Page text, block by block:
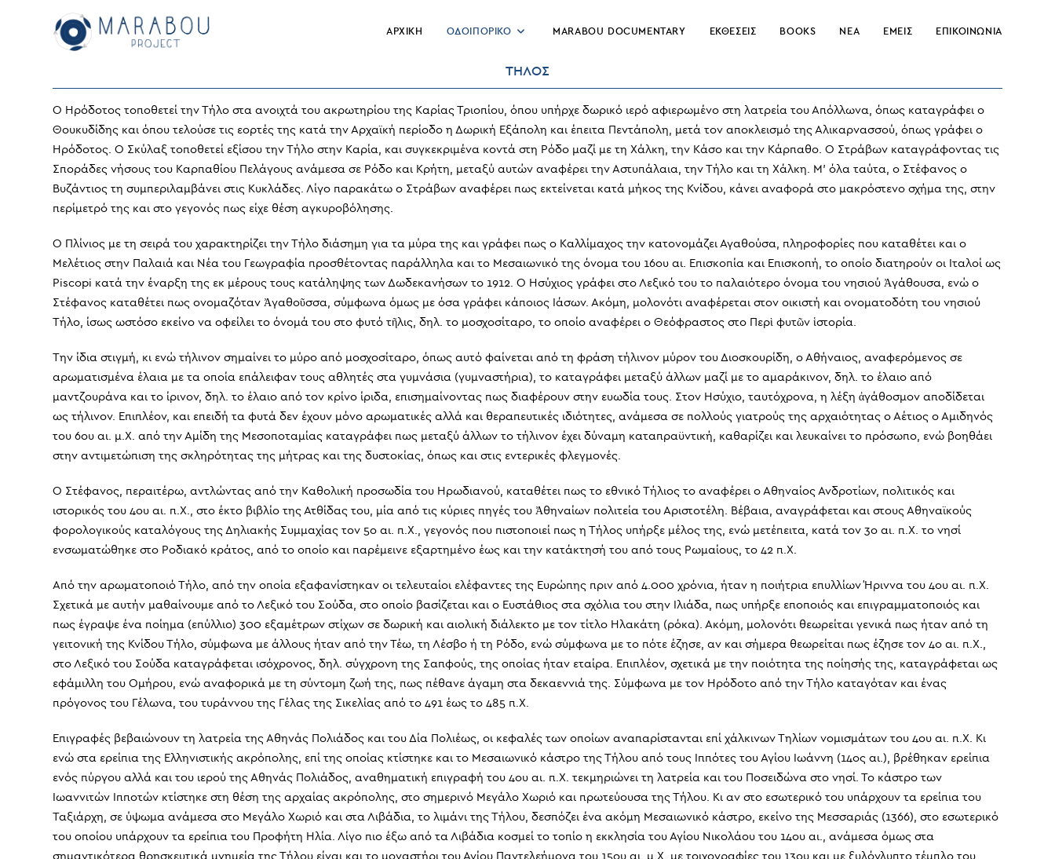
ΑΡΧΙΚΗ ΟΔΟΙΠΟΡΙΚΟ MARABOU DOCUMENTARY ΕΚΘΕΣΕΙΣ BOOKS ΝΕΑ ΕΜΕΙΣ ΕΠΙΚΟΙΝΩΝΙΑ
ΤΗΛΟΣ
Ο Ηρόδοτος τοποθετεί την Τήλο στα ανοιχτά του ακρωτηρίου της Καρίας Τριοπίου, όπου υπήρχε δωρικό ιερό αφιερωμένο στη λατρεία του Απόλλωνα, όπως καταγράφει ο
Θουκυδίδης και όπου τελούσε τις εορτές της κατά την Αρχαϊκή περίοδο η Δωρική Εξάπολη και έπειτα Πεντάπολη, μετά τον αποκλεισμό της Αλικαρνασσού, όπως γράφει ο
Ηρόδοτος. Ο Σκύλαξ τοποθετεί εξίσου την Τήλο στην Καρία, και συγκεκριμένα κοντά στη Ρόδο μαζί με τη Χάλκη, την Κάσο και την Κάρπαθο. Ο Στράβων καταγράφοντας τις
Σποράδες νήσους του Καρπαθίου Πελάγους ανάμεσα σε Ρόδο και Κρήτη, μεταξύ αυτών αναφέρει την Αστυπάλαια, την Τήλο και τη Χάλκη. Μ’ όλα ταύτα, ο Στέφανος ο
Βυζάντιος τη συμπεριλαμβάνει στις Κυκλάδες. Λίγο παρακάτω ο Στράβων αναφέρει πως εκτείνεται κατά μήκος της Κνίδου, κάνει αναφορά στο μακρόστενο σχήμα της, στην
περίμετρό της και στο γεγονός πως είχε θέση αγκυροβόλησης.
Ο Πλίνιος με τη σειρά του χαρακτηρίζει την Τήλο διάσημη για τα μύρα της και γράφει πως ο Καλλίμαχος την κατονομάζει Αγαθούσα, πληροφορίες που καταθέτει και ο
Μελέτιος στην Παλαιά και Νέα του Γεωγραφία προσθέτοντας παράλληλα και το Μεσαιωνικό της όνομα του 16ου αι. Επισκοπία και Επισκοπή, το οποίο διατηρούν οι Ιταλοί ως
Piscopi κατά την έναρξη της εκ μέρους τους κατάληψης των Δωδεκανήσων το 1912. Ο Ησύχιος γράφει στο Λεξικό του το παλαιότερο όνομα του νησιού Ἀγάθουσα, ενώ ο
Στέφανος καταθέτει πως ονομαζόταν Ἀγαθοῦσσα, σύμφωνα όμως με όσα γράφει κάποιος Ιάσων. Ακόμη, μολονότι αναφέρεται στον οικιστή και ονοματοδότη του νησιού
Τήλο, ίσως ωστόσο εκείνο να οφείλει το όνομά του στο φυτό τῆλις, δηλ. το μοσχοσίταρο, το οποίο αναφέρει ο Θεόφραστος στο Περὶ φυτῶν ἱστορία.
Την ίδια στιγμή, κι ενώ τήλινον σημαίνει το μύρο από μοσχοσίταρο, όπως αυτό φαίνεται από τη φράση τήλινον μύρον του Διοσκουρίδη, ο Αθήναιος, αναφερόμενος σε
αρωματισμένα έλαια με τα οποία επάλειφαν τους αθλητές στα γυμνάσια (γυμναστήρια), το καταγράφει μεταξύ άλλων μαζί με το αμαράκινον, δηλ. το έλαιο από
μαντζουράνα και το ίρινον, δηλ. το έλαιο από τον κρίνο ίριδα, επισημαίνοντας πως διαφέρουν στην ευωδία τους. Στον Ησύχιο, ταυτόχρονα, η λέξη ἀγάθοσμον αποδίδεται
ως τήλινον. Επιπλέον, και επειδή τα φυτά δεν έχουν μόνο αρωματικές αλλά και θεραπευτικές ιδιότητες, ανάμεσα σε πολλούς γιατρούς της αρχαιότητας ο Αέτιος ο Αμιδηνός
του 6ου αι. μ.Χ. από την Αμίδη της Μεσοποταμίας καταγράφει πως μεταξύ άλλων το τήλινον έχει δύναμη καταπραϋντική, καθαρίζει και λευκαίνει το πρόσωπο, ενώ βοηθάει
στην αντιμετώπιση της σκληρότητας της μήτρας και της δυστοκίας, όπως και στις εντερικές φλεγμονές.
Ο Στέφανος, περαιτέρω, αντλώντας από την Καθολική προσωδία του Ηρωδιανού, καταθέτει πως το εθνικό Τήλιος το αναφέρει ο Αθηναίος Ανδροτίων, πολιτικός και
ιστορικός του 4ου αι. π.Χ., στο έκτο βιβλίο της Ατθίδας του, μία από τις κύριες πηγές του Ἀθηναίων πολιτεία του Αριστοτέλη. Βέβαια, αναγράφεται και στους Αθηναϊκούς
φορολογικούς καταλόγους της Δηλιακής Συμμαχίας τον 5ο αι. π.Χ., γεγονός που πιστοποιεί πως η Τήλος υπήρξε μέλος της, ενώ μετέπειτα, κατά τον 3ο αι. π.Χ. το νησί
ενσωματώθηκε στο Ροδιακό κράτος, από το οποίο και παρέμεινε εξαρτημένο έως και την κατάκτησή του από τους Ρωμαίους, το 42 π.Χ.
Από την αρωματοποιό Τήλο, από την οποία εξαφανίστηκαν οι τελευταίοι ελέφαντες της Ευρώπης πριν από 4.000 χρόνια, ήταν η ποιήτρια επυλλίων Ήριννα του 4ου αι. π.Χ.
Σχετικά με αυτήν μαθαίνουμε από το Λεξικό του Σούδα, στο οποίο βασίζεται και ο Ευστάθιος στα σχόλια του στην Ιλιάδα, πως υπήρξε εποποιός και επιγραμματοποιός και
πως έγραψε ένα ποίημα (επύλλιο) 300 εξαμέτρων στίχων σε δωρική και αιολική διάλεκτο με τον τίτλο Ηλακάτη (ρόκα). Ακόμη, μολονότι θεωρείται γενικά πως ήταν από τη
γειτονική της Κνίδου Τήλο, σύμφωνα με άλλους ήταν από την Τέω, τη Λέσβο ή τη Ρόδο, ενώ σύμφωνα με το πότε έζησε, αν και σήμερα θεωρείται πως έζησε τον 4ο αι. π.Χ.,
στο Λεξικό του Σούδα καταγράφεται ισόχρονος, δηλ. σύγχρονη της Σαπφούς, της οποίας ήταν εταίρα. Επιπλέον, σχετικά με την ποιότητα της ποίησής της, καταγράφεται ως
εφάμιλλη του Ομήρου, ενώ αναφορικά με τη σύντομη ζωή της, πως πέθανε άγαμη στα δεκαεννιά της. Σύμφωνα με τον Ηρόδοτο από την Τήλο καταγόταν και ένας
πρόγονος του Γέλωνα, του τυράννου της Γέλας της Σικελίας από το 491 έως το 485 π.Χ.
Επιγραφές βεβαιώνουν τη λατρεία της Αθηνάς Πολιάδος και του Δία Πολιέως, οι κεφαλές των οποίων αναπαρίστανται επί χάλκινων Τηλίων νομισμάτων του 4ου αι. π.Χ. Κι
ενώ στα ερείπια της Ελληνιστικής ακρόπολης, επί της οποίας κτίστηκε και το Μεσαιωνικό κάστρο της Τήλου από τους Ιππότες του Αγίου Ιωάννη (14ος αι.), βρέθηκαν ερείπια
ενός πύργου αλλά και του ιερού της Αθηνάς Πολιάδος, αναθηματική επιγραφή του 4ου αι. π.Χ. τεκμηριώνει τη λατρεία και του Ποσειδώνα στο νησί. Το κάστρο των
Ιωαννιτών Ιπποτών κτίστηκε στη θέση της αρχαίας ακρόπολης, στο σημερινό Μεγάλο Χωριό και πρωτεύουσα της Τήλου. Κι αν στο εσωτερικό του υπάρχουν τα ερείπια του
Ταξιάρχη, σε ύψωμα ανάμεσα στο Μεγάλο Χωριό και στα Λιβάδια, το λιμάνι της Τήλου, δεσπόζει ένα ακόμη Μεσαιωνικό κάστρο, εκείνο της Μεσσαριάς (1366), στο εσωτερικό
του οποίου υπάρχουν τα ερείπια του Προφήτη Ηλία. Λίγο πιο έξω από τα Λιβάδια κοσμεί το τοπίο η εκκλησία του Αγίου Νικολάου του 14ου αι., ανάμεσα όμως στα
σημαντικότερα θρησκευτικά μνημεία της Τήλου είναι και το μοναστήρι του Αγίου Παντελεήμονα του 15ου αι. μ.Χ. με τοιχογραφίες του 13ου και με ξυλόγλυπτο τέμπλο του